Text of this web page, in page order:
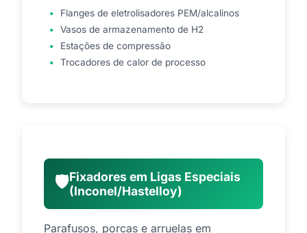
Flanges de eletrolisadores PEM/alcalinos
Vasos de armazenamento de H2
Estações de compressão
Trocadores de calor de processo
🛡️Fixadores em Ligas Especiais
(Inconel/Hastelloy)
Parafusos, porcas e arruelas em